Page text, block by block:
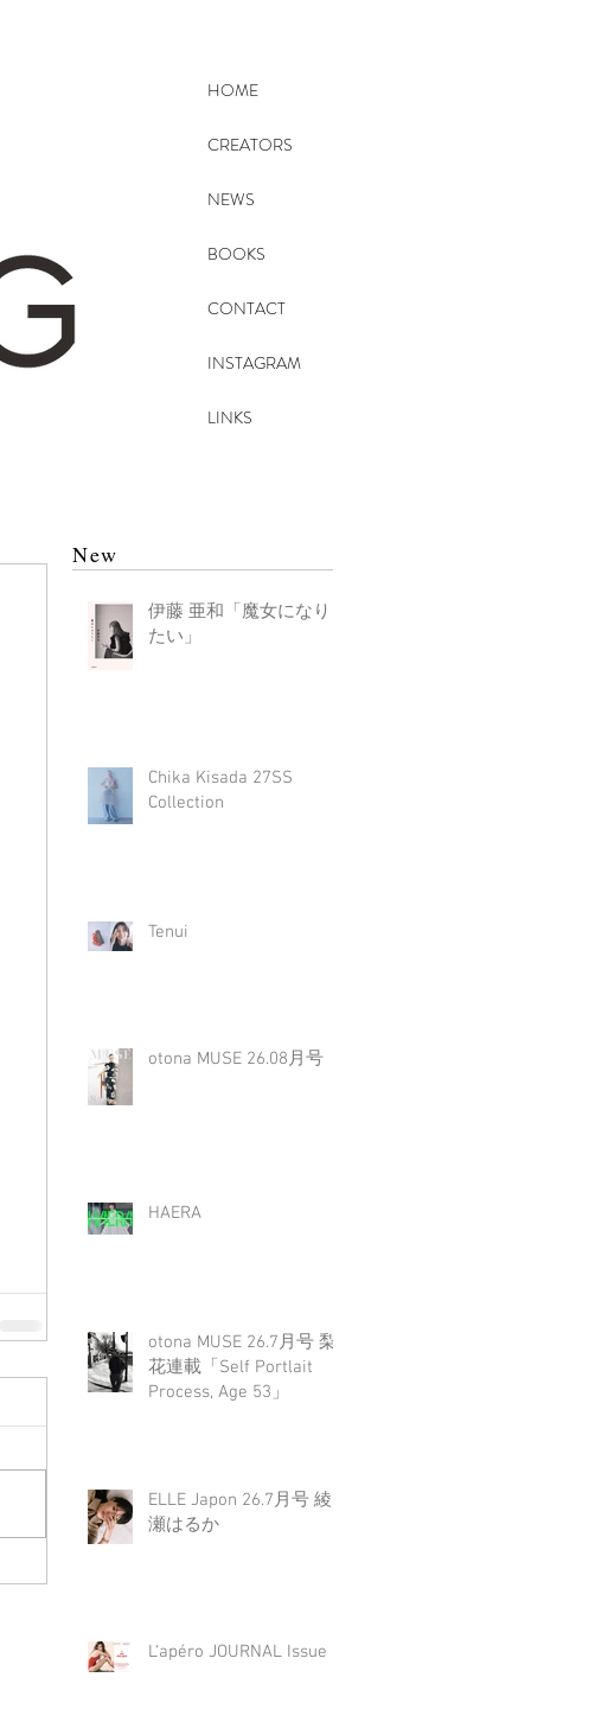
HOME
CREATORS
NEWS
BOOKS
CONTACT
INSTAGRAM
LINKS
New
伊藤 亜和「魔女になり
たい」
Chika Kisada 27SS
Collection
Tenui
otona MUSE 26.08月号
HAERA
otona MUSE 26.7月号 梨
花連載「Self Portlait
Process, Age 53」
ELLE Japon 26.7月号 綾
瀬はるか
L‘apéro JOURNAL Issue 3